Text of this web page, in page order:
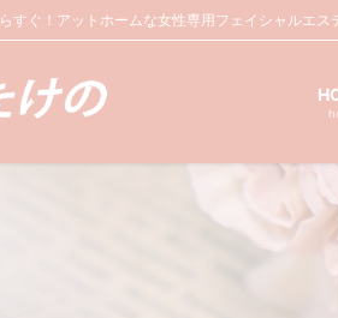
すぐ！アットホームな女性専用フェイシャルエス